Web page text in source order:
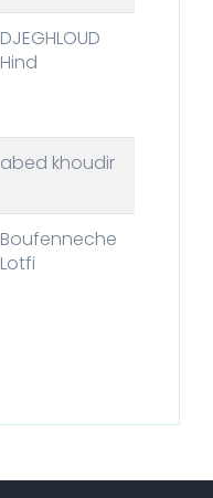
DJEGHLOUD
Hind
abed khoudir
Boufenneche
Lotfi